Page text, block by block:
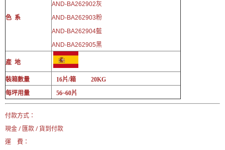
色 系
AND-BA262902灰
AND-BA262903粉
AND-BA262904藍
AND-BA262905黑
產 地
裝箱數量
16片/箱 20KG
每坪用量
56~60片
付款方式：
現金 / 匯款 / 貨到付款
運 費：